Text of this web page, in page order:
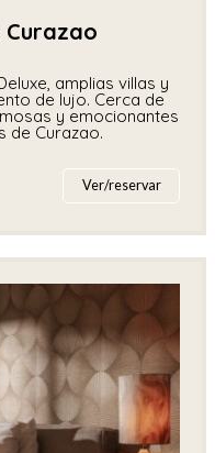
Curazao
amplias villas y
de lujo. Cerca de
y emocionantes
de Curazao.
Ver/reservar